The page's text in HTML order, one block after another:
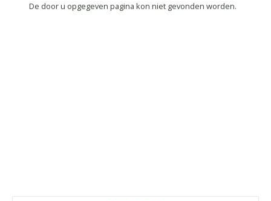
De door u opgegeven pagina kon niet gevonden worden.